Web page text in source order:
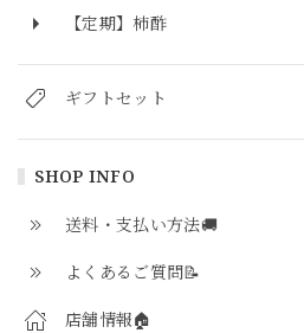
【定期】柿酢
ギフトセット
SHOP INFO
送料・支払い方法🚚
よくあるご質問📝
店舗情報🏠